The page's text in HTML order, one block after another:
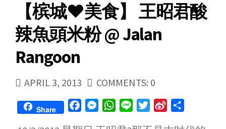
【槟城♥美食】 王昭君酸
辣魚頭米粉 @ Jalan
Rangoon
PUBLISHED
DATE
APRIL 3, 2013 COMMENTS: 0
Share
W